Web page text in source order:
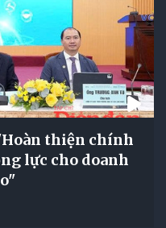
thiện chính
lực cho doanh